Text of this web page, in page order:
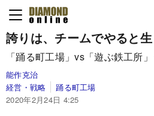
誇りは、 チームでやると
「踊る町工場」vs「遊ぶ鉄工所
能作克治
経営・戦略
踊る町工場
2020年2月24日 4:25